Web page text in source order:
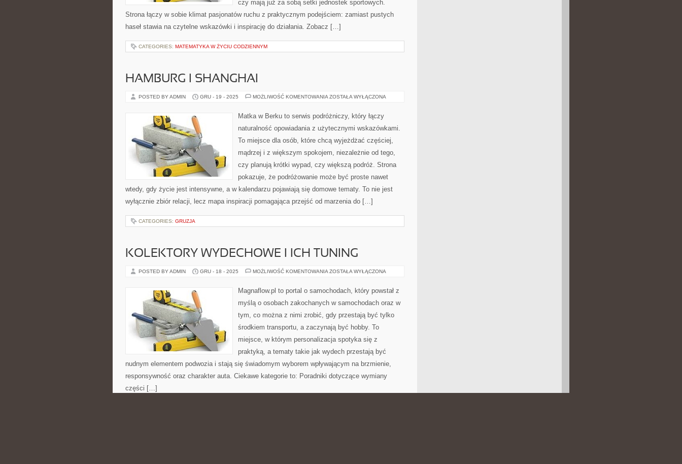
czy mają już za sobą setki jednostek sportowych.
Strona łączy w sobie klimat pasjonatów ruchu z praktycznym podejściem: zamiast pustych
haseł stawia na czytelne wskazówki i inspirację do działania. Zobacz […]
CATEGORIES: MATEMATYKA W ŻYCIU CODZIENNYM
HAMBURG I SHANGHAI
POSTED BY ADMIN GRU - 19 - 2025 MOŻLIWOŚĆ KOMENTOWANIA HAMBURG
ZOSTAŁA WYŁĄCZONA
Matka w Berku to serwis podróżniczy, który łączy
naturalność opowiadania z użytecznymi wskazówkami.
To miejsce dla osób, które chcą wyjeżdżać częściej,
mądrzej i z większym spokojem, niezależnie od tego,
czy planują krótki wypad, czy większą podróż. Strona
pokazuje, że podróżowanie może być proste nawet
wtedy, gdy życie jest intensywne, a w kalendarzu pojawiają się domowe tematy. To nie jest
wyłącznie zbiór relacji, lecz mapa inspiracji pomagająca przejść od marzenia do […]
CATEGORIES: GRUZJA
KOLEKTORY WYDECHOWE I ICH TUNING
POSTED BY ADMIN GRU - 18 - 2025 MOŻLIWOŚĆ KOMENTOWANIA KOLEKTORY
ICH
TUNING
ZOSTAŁA WYŁĄCZONA
Magnaflow.pl to portal o samochodach, który powstał z
myślą o osobach zakochanych w samochodach oraz w
tym, co można z nimi zrobić, gdy przestają być tylko
środkiem transportu, a zaczynają być hobby. To
miejsce, w którym personalizacja spotyka się z
praktyką, a tematy takie jak wydech przestają być
nudnym elementem podwozia i stają się świadomym wyborem wpływającym na brzmienie,
responsywność oraz charakter auta. Ciekawe kategorie to: Poradniki dotyczące wymiany
części […]